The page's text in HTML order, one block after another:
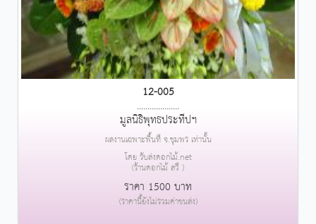
12-005
....................
มูลนิธิพุทธประทีปฯ
ผลงานเฉพาะพื้นที่ จ.ชุมพร เท่านั้น
โดย รับส่งดอกไม้.net
(ร้านดอกไม้ สวี )
ราคา 1500 บาท
(ราคานี้ยังไม่รวมค่าขนส่ง)